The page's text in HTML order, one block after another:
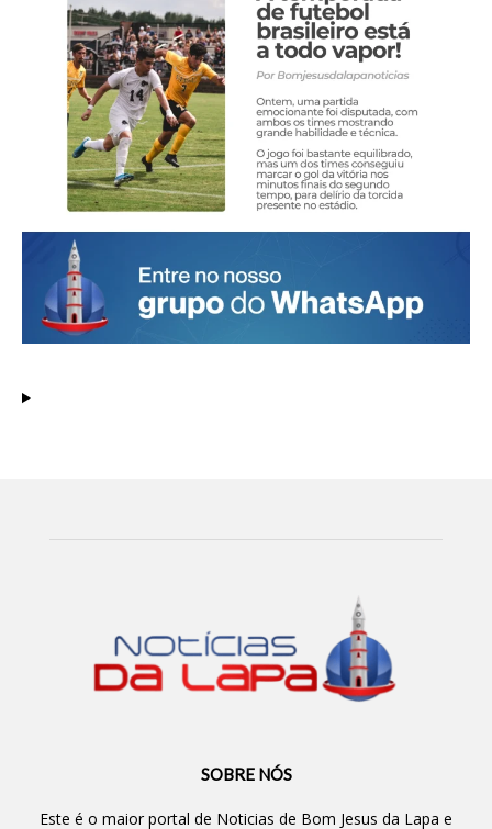
SOBRE NÓS
Este é o maior portal de Noticias de Bom Jesus da Lapa e